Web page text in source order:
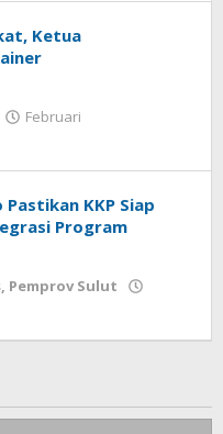
Ketua
Februari
KKP Siap
Program
, Pemprov Sulut